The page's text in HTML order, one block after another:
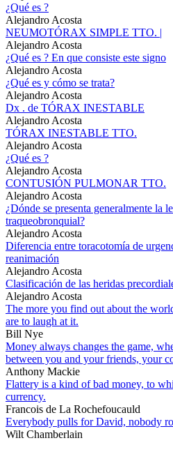
¿Qué es ?
Alejandro Acosta
NEUMOTÓRAX SIMPLE TTO. |
Alejandro Acosta
¿Qué es ? En que consiste este signo
Alejandro Acosta
¿Qué es y cómo se trata?
Alejandro Acosta
Dx . de TÓRAX INESTABLE
Alejandro Acosta
TÓRAX INESTABLE TTO.
Alejandro Acosta
¿Qué es ?
Alejandro Acosta
CONTUSIÓN PULMONAR TTO.
Alejandro Acosta
¿Dónde se presenta generalmente la
traqueobronquial?
Alejandro Acosta
Diferencia entre toracotomía de
reanimación
Alejandro Acosta
Clasificación de las heridas
Alejandro Acosta
The more you find out about the
are to laugh at it.
Bill Nye
Money always changes the game,
between you and your friends, your
Anthony Mackie
Flattery is a kind of bad money, to
currency.
Francois de La Rochefoucauld
Everybody pulls for David, nobody
Wilt Chamberlain